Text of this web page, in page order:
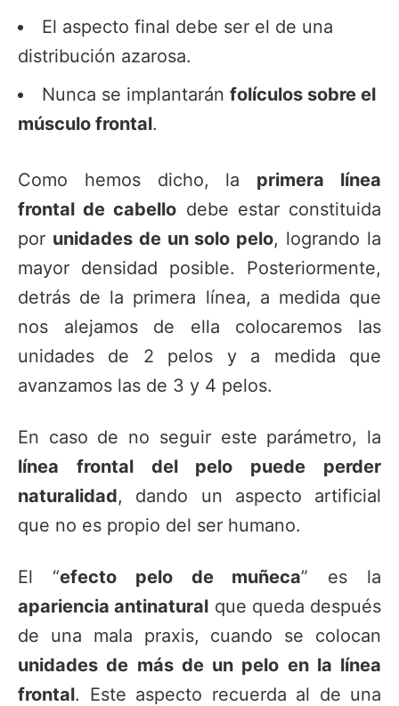
El aspecto final debe ser el de una
distribución azarosa.
Nunca se implantarán folículos sobre el
músculo frontal.
Como hemos dicho, la primera línea
frontal de cabello debe estar constituida
por unidades de un solo pelo, logrando la
mayor densidad posible. Posteriormente,
detrás de la primera línea, a medida que
nos alejamos de ella colocaremos las
unidades de 2 pelos y a medida que
avanzamos las de 3 y 4 pelos.
En caso de no seguir este parámetro, la
línea frontal del pelo puede perder
naturalidad, dando un aspecto artificial
que no es propio del ser humano.
El “efecto pelo de muñeca” es la
apariencia antinatural que queda después
de una mala praxis, cuando se colocan
unidades de más de un pelo en la línea
frontal. Este aspecto recuerda al de una